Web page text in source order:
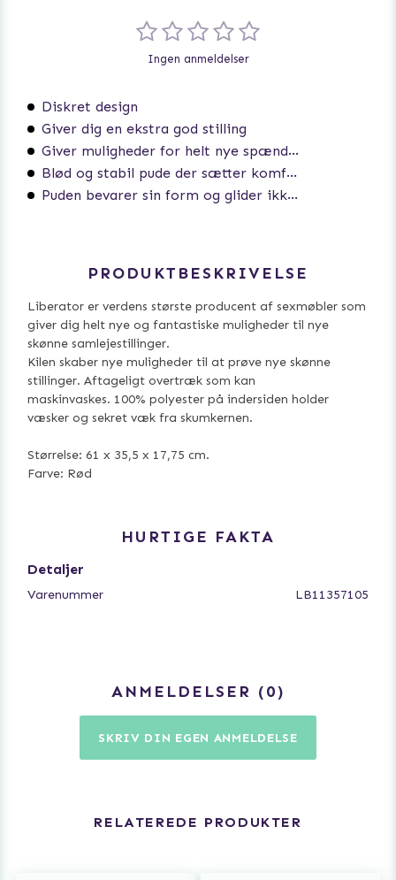
Diskret design
Giver dig en ekstra god stilling
Giver muligheder for helt nye spændende stillinger
Blød og stabil pude der sætter komfort først
Puden bevarer sin form og glider ikke rundt
Ingen anmeldelser
PRODUKTBESKRIVELSE
Liberator er verdens største producent af sexmøbler som
giver dig helt nye og fantastiske muligheder til nye
skønne samlejestillinger.
Kilen skaber nye muligheder til at prøve nye skønne
stillinger. Aftageligt overtræk som kan
maskinvaskes. 100% polyester på indersiden holder
væsker og sekret væk fra skumkernen.
Størrelse: 61 x 35,5 x 17,75 cm.
Farve: Rød
HURTIGE FAKTA
Detaljer
Varenummer LB11357105
ANMELDELSER 0
SKRIV DIN EGEN ANMELDELSE
RELATEREDE PRODUKTER